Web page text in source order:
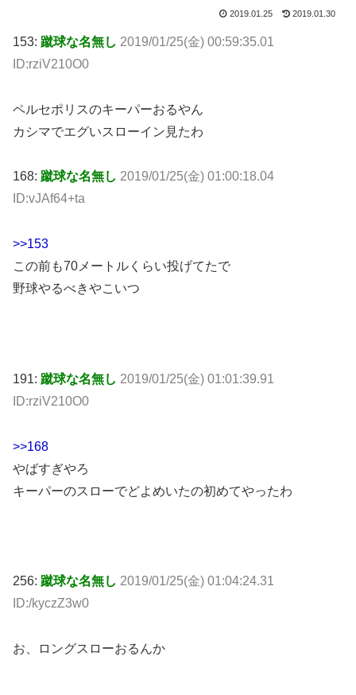
2019.01.25 2019.01.30
153: 蹴球な名無し 2019/01/25(金) 00:59:35.01
ID:rziV210O0
ペルセポリスのキーパーおるやん
カシマでエグいスローイン見たわ
168: 蹴球な名無し 2019/01/25(金) 01:00:18.04
ID:vJAf64+ta
>>153
この前も70メートルくらい投げてたで
野球やるべきやこいつ
191: 蹴球な名無し 2019/01/25(金) 01:01:39.91
ID:rziV210O0
>>168
やばすぎやろ
キーパーのスローでどよめいたの初めてやったわ
256: 蹴球な名無し 2019/01/25(金) 01:04:24.31
ID:/kyczZ3w0
お、ロングスローおるんか